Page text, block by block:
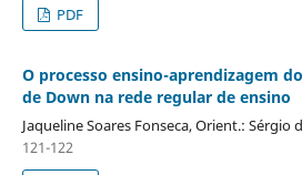
PDF
O processo ensino-aprendizagem
de Down na rede regular de ensino
Jaqueline Soares Fonseca, Orient.: Sérgio
121-122